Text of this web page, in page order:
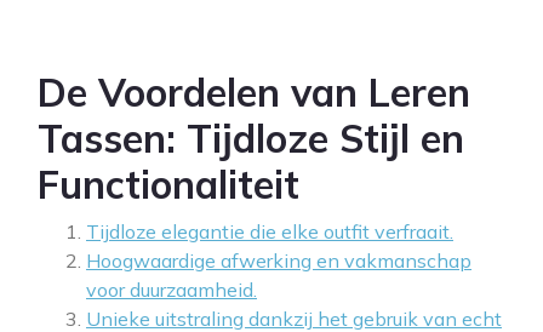
De Voordelen van Leren
Tassen: Tijdloze Stijl en
Functionaliteit
Tijdloze elegantie die elke outfit verfraait.
Hoogwaardige afwerking en vakmanschap
voor duurzaamheid.
Unieke uitstraling dankzij het gebruik van echt